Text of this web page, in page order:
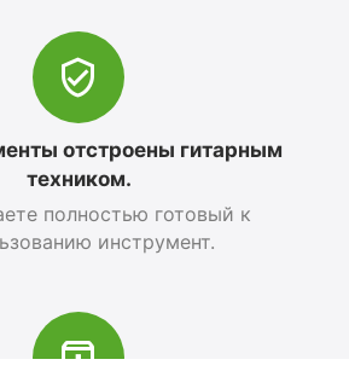
отстроены гитарным
техником.
полностью готовый к
инструмент.